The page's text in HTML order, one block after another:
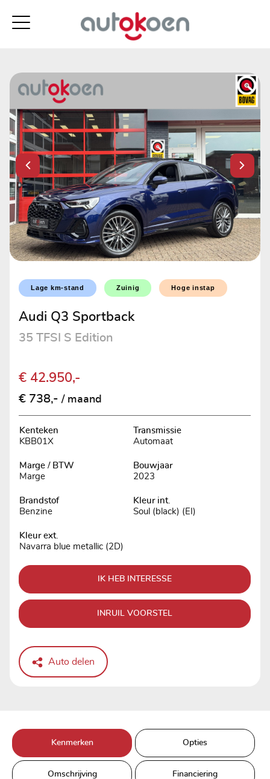
Lage km-stand Zuinig Hoge instap
Audi Q3 Sportback
35 TFSI S Edition
€ 42.950,-
€ 738,-/ maand
Kenteken
KBB01X
Transmissie
Automaat
Marge / BTW
Marge
Bouwjaar
2023
Brandstof
Benzine
Kleur int.
Soul (black) (EI)
Kleur ext.
Navarra blue metallic (2D)
IK HEB INTERESSE
INRUIL VOORSTEL
Auto delen
Kenmerken Opties
Omschrijving Financiering